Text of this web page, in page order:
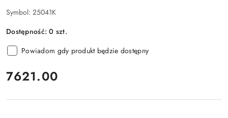
Symbol: 25041K
Dostępność:0 szt.
Powiadom gdy produkt będzie dostępny
cena:
7621.00